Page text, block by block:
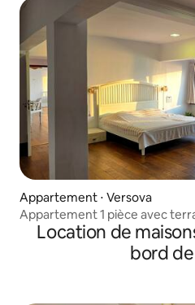
Appartement ⋅ Versova
Appartement 1 pièce avec
Beach (n)
Location de
bord